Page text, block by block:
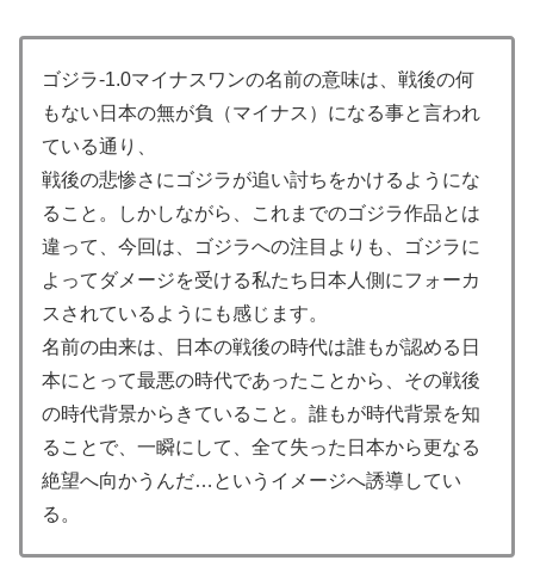
ゴジラ-1.0マイナスワンの名前の意味は、戦後の何
もない日本の無が負（マイナス）になる事と言われ
ている通り、
戦後の悲惨さにゴジラが追い討ちをかけるようにな
ること。しかしながら、これまでのゴジラ作品とは
違って、今回は、ゴジラへの注目よりも、ゴジラに
よってダメージを受ける私たち日本人側にフォーカ
スされているようにも感じます。
名前の由来は、日本の戦後の時代は誰もが認める日
本にとって最悪の時代であったことから、その戦後
の時代背景からきていること。誰もが時代背景を知
ることで、一瞬にして、全て失った日本から更なる
絶望へ向かうんだ…というイメージへ誘導してい
る。